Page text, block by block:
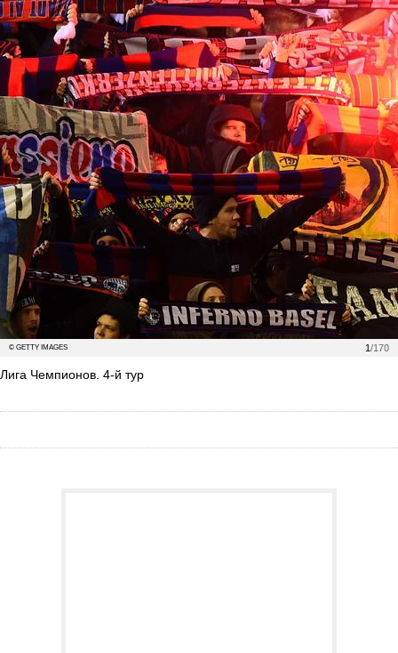
1/170
© GETTY IMAGES
Лига Чемпионов. 4-й тур